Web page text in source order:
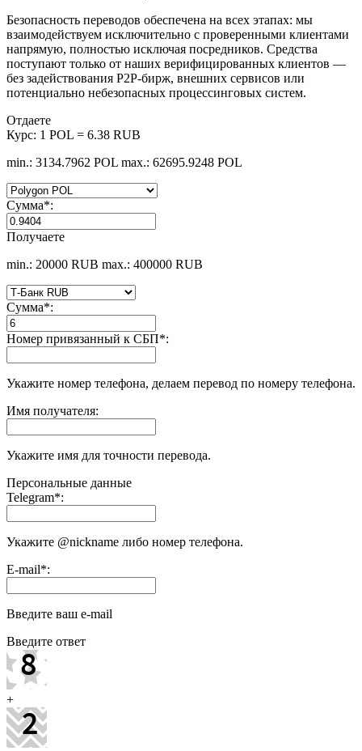
Безопасность переводов обеспечена на всех этапах: мы
взаимодействуем исключительно с проверенными клиентами
напрямую, полностью исключая посредников. Средства
поступают только от наших верифицированных клиентов —
без задействования P2P‑бирж, внешних сервисов или
потенциально небезопасных процессинговых систем.
Отдаете
Курс: 1 POL = 6.38 RUB
min.: 3134.7962 POL max.: 62695.9248 POL
Сумма*:
Получаете
min.: 20000 RUB max.: 400000 RUB
Сумма*:
Номер привязанный к СБП*:
Укажите номер телефона, делаем перевод по номеру телефона.
Имя получателя:
Укажите имя для точности перевода.
Персональные данные
Telegram*:
Укажите @nickname либо номер телефона.
E-mail*:
Введите ваш e-mail
Введите ответ
+